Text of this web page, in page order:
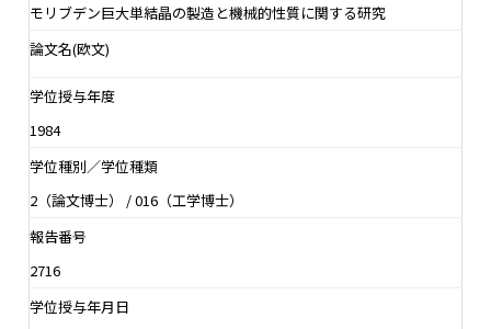
モリブデン巨大単結晶の製造と機械的性質に関する研究
論文名(欧文)
学位授与年度
1984
学位種別／学位種類
2（論文博士） / 016（工学博士）
報告番号
2716
学位授与年月日